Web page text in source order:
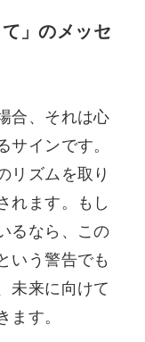
」のメッセ
合、それは心
サインです。
リズムを取り
れます。もし
るなら、この
いう警告でも
未来に向けて
ます。